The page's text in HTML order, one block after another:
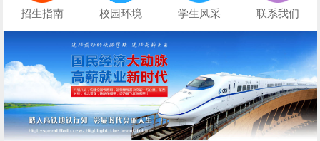
招生指南 校园环境 学生风采 联系我们
初中三年落幕，新的升学旅程从此开启
不想读普高、不想打工？初中生的第三条出路
中考低分初中生专属：稳妥升学，不踩坑
初中毕业最佳选择：正规升学，不输普高生
成都好的公办技校四川五月花技师学院推荐｜应